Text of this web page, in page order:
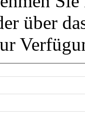
über